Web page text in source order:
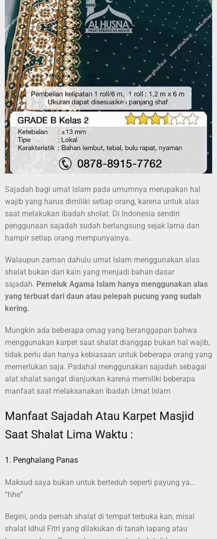
Sajadah bagi umat Islam pada umumnya merupakan hal
wajib yang harus dimiliki setiap orang, karena untuk alas
saat melakukan ibadah sholat. Di Indonesia sendiri
penggunaan sajadah sudah berlangsung sejak lama dan
hampir setiap orang mempunyainya.
Walaupun zaman dahulu umat Islam menggunakan alas
shalat bukan dari kain yang menjadi bahan dasar
sajadah. Pemeluk Agama Islam hanya menggunakan alas
yang terbuat dari daun atau pelepah pucung yang sudah
kering.
Mungkin ada beberapa ornag yang beranggapan bahwa
menggunakan karpet saat shalat dianggap bukan hal wajib,
tidak perlu dan hanya kebiasaan untuk beberapa orang yang
memerlukan saja. Padahal menggunakan sajadah sebagai
alat shalat sangat dianjurkan karena memiliki beberapa
manfaat saat melaksanakan Ibadah Umat Islam
Manfaat Sajadah Atau Karpet Masjid
Saat Shalat Lima Waktu :
1. Penghalang Panas
Maksud saya bukan untuk berteduh seperti payung ya…
“hhe”
Begini, anda pernah shalat di tempat terbuka kan, misal
shalat Idhul Fitri yang dilakukan di tanah lapang atau